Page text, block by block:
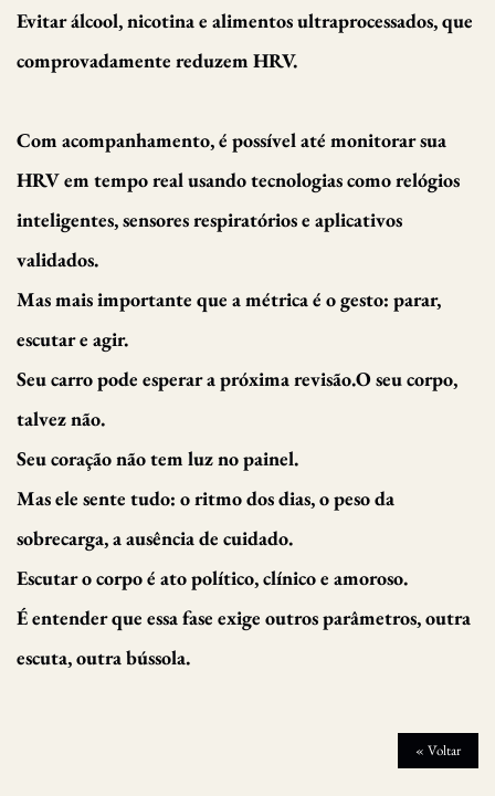
Evitar álcool, nicotina e alimentos ultraprocessados, que
comprovadamente reduzem HRV.
Com acompanhamento, é possível até monitorar sua
HRV em tempo real usando tecnologias como relógios
inteligentes, sensores respiratórios e aplicativos
validados.
Mas mais importante que a métrica é o gesto: parar,
escutar e agir.
Seu carro pode esperar a próxima revisão.O seu corpo,
talvez não.
Seu coração não tem luz no painel.
Mas ele sente tudo: o ritmo dos dias, o peso da
sobrecarga, a ausência de cuidado.
Escutar o corpo é ato político, clínico e amoroso.
É entender que essa fase exige outros parâmetros, outra
escuta, outra bússola.
« Voltar